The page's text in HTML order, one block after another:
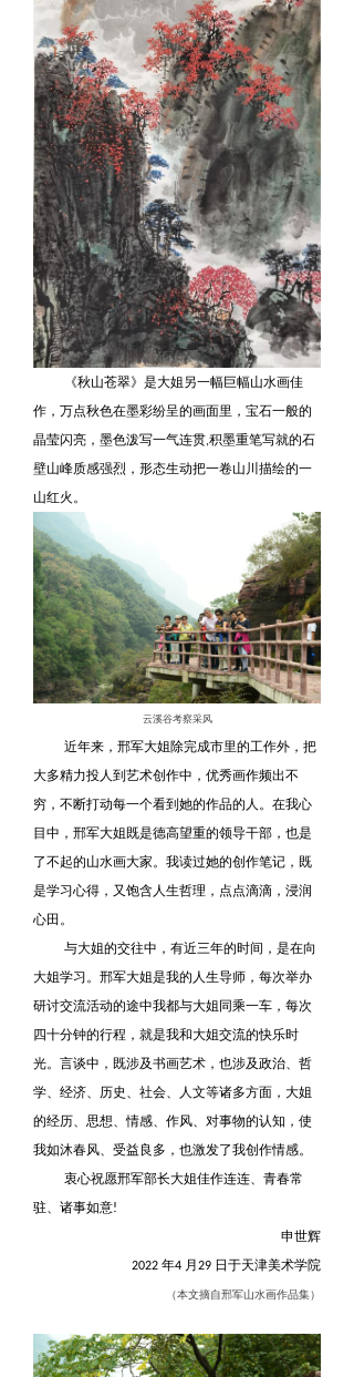
《秋山苍翠》是大姐另一幅巨幅山水画佳
作，万点秋色在墨彩纷呈的画面里，宝石一般的
晶莹闪亮，墨色泼写一气连贯,积墨重笔写就的石
壁山峰质感强烈，形态生动把一卷山川描绘的一
山红火。
云溪谷考察采风
近年来，邢军大姐除完成市里的工作外，把
大多精力投人到艺术创作中，优秀画作频出不
穷，不断打动每一个看到她的作品的人。在我心
目中，邢军大姐既是德高望重的领导干部，也是
了不起的山水画大家。我读过她的创作笔记，既
是学习心得，又饱含人生哲理，点点滴滴，浸润
心田。
与大姐的交往中，有近三年的时间，是在向
大姐学习。邢军大姐是我的人生导师，每次举办
研讨交流活动的途中我都与大姐同乘一车，每次
四十分钟的行程，就是我和大姐交流的快乐时
光。言谈中，既涉及书画艺术，也涉及政治、哲
学、经济、历史、社会、人文等诸多方面，大姐
的经历、思想、情感、作风、对事物的认知，使
我如沐春风、受益良多，也激发了我创作情感。
衷心祝愿邢军部长大姐佳作连连、青春常
驻、诸事如意!
申世辉
2022 年4 月29 日于天津美术学院
（本文摘自邢军山水画作品集）